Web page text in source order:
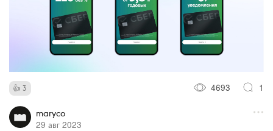
3 4693 1
maryco
29 авг 2023